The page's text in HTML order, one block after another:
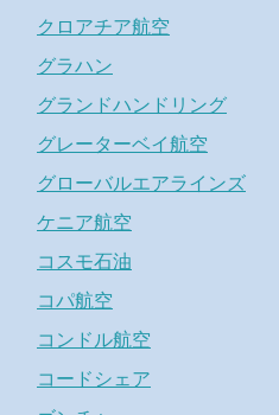
クロアチア航空
グラハン
グランドハンドリング
グレーターベイ航空
グローバルエアラインズ
ケニア航空
コスモ石油
コパ航空
コンドル航空
コードシェア